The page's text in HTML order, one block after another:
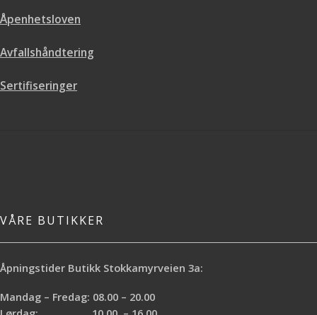
Åpenhetsloven
Avfallshåndtering
Sertifiseringer
VÅRE BUTIKKER
Åpningstider Butikk Stokkamyrveien 3a:
Mandag – Fredag: 08.00 – 20.00